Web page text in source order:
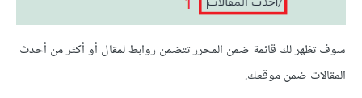
سوف تظهر لك قائمة ضمن المحرر تتضمن روابط لمقال أو أكثر من أحدث
المقالات ضمن موقعك.